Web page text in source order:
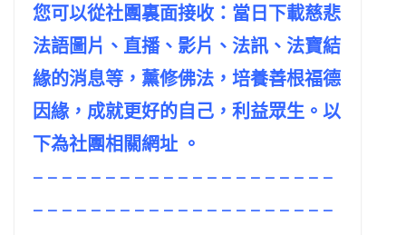
您可以從社團裏面接收：當日下載慈悲
法語圖片、直播、影片、法訊、法寶結
緣的消息等，薰修佛法，培養善根福德
因緣，成就更好的自己，利益眾生。以
下為社團相關網址 。
– – – – – – – – – – – – – – – – – – – – –
– – – – – – – – – – – – – – – – – – – – –